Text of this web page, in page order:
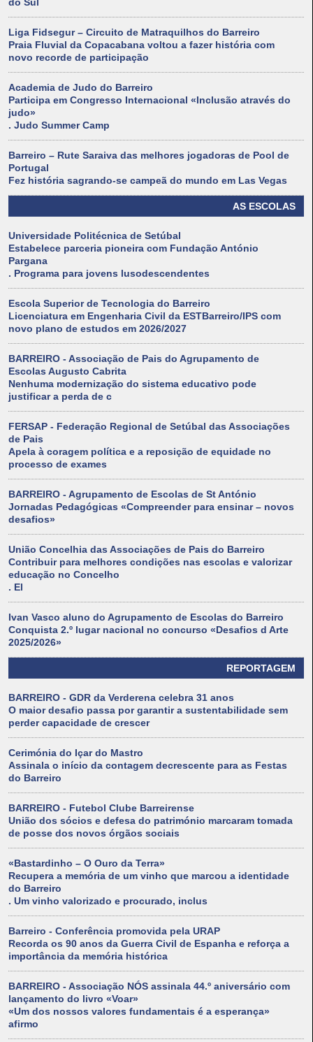
do Sul
Liga Fidsegur – Circuito de Matraquilhos do Barreiro
Praia Fluvial da Copacabana voltou a fazer história com
novo recorde de participação
Academia de Judo do Barreiro
Participa em Congresso Internacional «Inclusão através do
judo»
. Judo Summer Camp
Barreiro – Rute Saraiva das melhores jogadoras de Pool de
Portugal
Fez história sagrando-se campeã do mundo em Las Vegas
AS ESCOLAS
Universidade Politécnica de Setúbal
Estabelece parceria pioneira com Fundação António
Pargana
. Programa para jovens lusodescendentes
Escola Superior de Tecnologia do Barreiro
Licenciatura em Engenharia Civil da ESTBarreiro/IPS com
novo plano de estudos em 2026/2027
BARREIRO - Associação de Pais do Agrupamento de
Escolas Augusto Cabrita
Nenhuma modernização do sistema educativo pode
justificar a perda de c
FERSAP - Federação Regional de Setúbal das Associações
de Pais
Apela à coragem política e a reposição de equidade no
processo de exames
BARREIRO - Agrupamento de Escolas de St António
Jornadas Pedagógicas «Compreender para ensinar – novos
desafios»
União Concelhia das Associações de Pais do Barreiro
Contribuir para melhores condições nas escolas e valorizar
educação no Concelho
. El
Ivan Vasco aluno do Agrupamento de Escolas do Barreiro
Conquista 2.º lugar nacional no concurso «Desafios d Arte
2025/2026»
REPORTAGEM
BARREIRO - GDR da Verderena celebra 31 anos
O maior desafio passa por garantir a sustentabilidade sem
perder capacidade de crescer
Cerimónia do Içar do Mastro
Assinala o início da contagem decrescente para as Festas
do Barreiro
BARREIRO - Futebol Clube Barreirense
União dos sócios e defesa do património marcaram tomada
de posse dos novos órgãos sociais
«Bastardinho – O Ouro da Terra»
Recupera a memória de um vinho que marcou a identidade
do Barreiro
. Um vinho valorizado e procurado, inclus
Barreiro - Conferência promovida pela URAP
Recorda os 90 anos da Guerra Civil de Espanha e reforça a
importância da memória histórica
BARREIRO - Associação NÓS assinala 44.º aniversário com
lançamento do livro «Voar»
«Um dos nossos valores fundamentais é a esperança»
afirmo